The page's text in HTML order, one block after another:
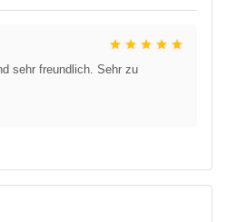
sehr freundlich. Sehr zu